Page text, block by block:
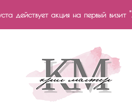
действует акция на первый визит